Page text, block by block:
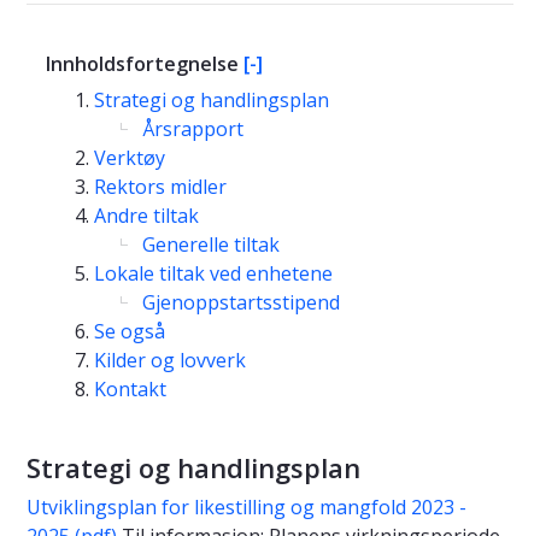
Innholdsfortegnelse [-]
Strategi og handlingsplan
Årsrapport
Verktøy
Rektors midler
Andre tiltak
Generelle tiltak
Lokale tiltak ved enhetene
Gjenoppstartsstipend
Se også
Kilder og lovverk
Kontakt
Strategi og handlingsplan
Utviklingsplan for likestilling og mangfold 2023 -